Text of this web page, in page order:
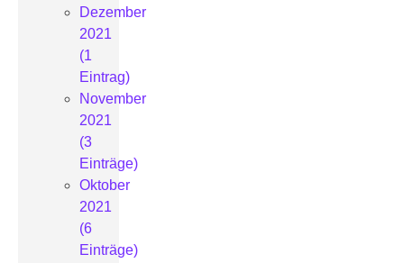
Dezember
2021
(1
Eintrag)
November
2021
(3
Einträge)
Oktober
2021
(6
Einträge)